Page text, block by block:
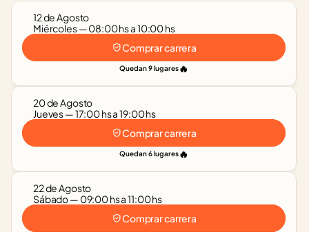
12 de Agosto
Miércoles — 08:00 hs a 10:00 hs
Quedan 9 lugares🔥
Comprar carrera
20 de Agosto
Jueves — 17:00 hs a 19:00 hs
Quedan 6 lugares🔥
Comprar carrera
22 de Agosto
Sábado — 09:00 hs a 11:00 hs
Comprar carrera